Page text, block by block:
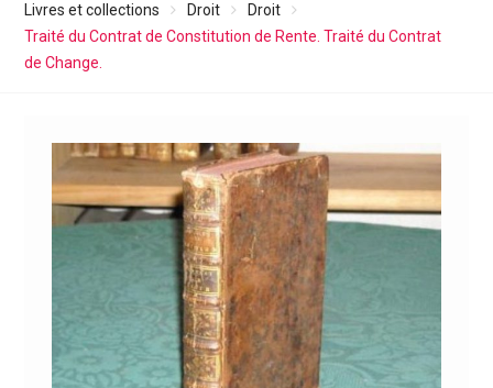
Livres et collections Droit
Droit
Traité du Contrat de Constitution de Rente. Traité du Contrat
de Change.